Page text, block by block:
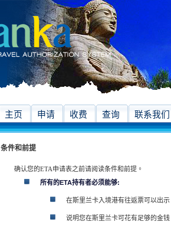
主页 申请 收费 查询 联系我们
条件和前提
确认您的ETA申请表之前请阅读条件和前提。
所有的ETA持有者必须能够:
在斯里兰卡入境港有往返票可以出
说明您在斯里兰卡可花有足够的金钱